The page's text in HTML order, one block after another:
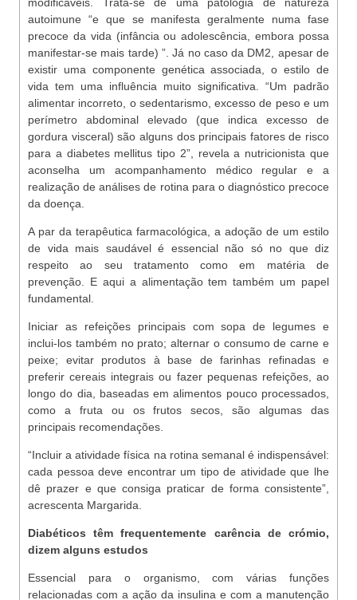
autoimune “e que se manifesta geralmente numa fase
precoce da vida (infância ou adolescência, embora possa
manifestar-se mais tarde) ”. Já no caso da DM2, apesar de
existir uma componente genética associada, o estilo de
vida tem uma influência muito significativa. “Um padrão
alimentar incorreto, o sedentarismo, excesso de peso e um
perímetro abdominal elevado (que indica excesso de
gordura visceral) são alguns dos principais fatores de risco
para a diabetes mellitus tipo 2”, revela a nutricionista que
aconselha um acompanhamento médico regular e a
realização de análises de rotina para o diagnóstico precoce
da doença.
A par da terapêutica farmacológica, a adoção de um estilo
de vida mais saudável é essencial não só no que diz
respeito ao seu tratamento como em matéria de
prevenção. E aqui a alimentação tem também um papel
fundamental.
Iniciar as refeições principais com sopa de legumes e
inclui-los também no prato; alternar o consumo de carne e
peixe; evitar produtos à base de farinhas refinadas e
preferir cereais integrais ou fazer pequenas refeições, ao
longo do dia, baseadas em alimentos pouco processados,
como a fruta ou os frutos secos, são algumas das
principais recomendações.
“Incluir a atividade física na rotina semanal é indispensável:
cada pessoa deve encontrar um tipo de atividade que lhe
dê prazer e que consiga praticar de forma consistente”,
acrescenta Margarida.
Diabéticos têm frequentemente carência de crómio,
dizem alguns estudos
Essencial para o organismo, com várias funções
relacionadas com a ação da insulina e com a manutenção